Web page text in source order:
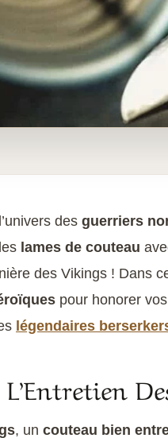
des guerriers
lames de couteau
des Vikings ! Dans
pour honorer
légendaires
, un couteau bien